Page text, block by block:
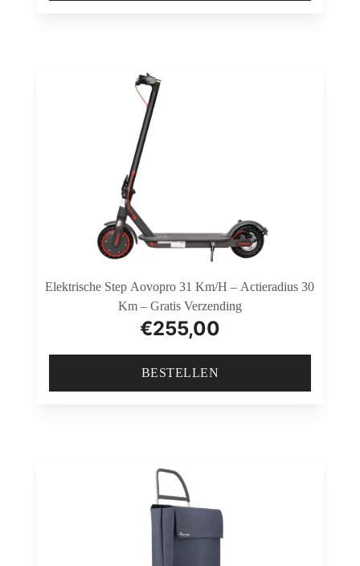
Elektrische Step Aovopro 31 Km/h – Actieradius 30
Km – Gratis Verzending
€255,00
BESTELLEN